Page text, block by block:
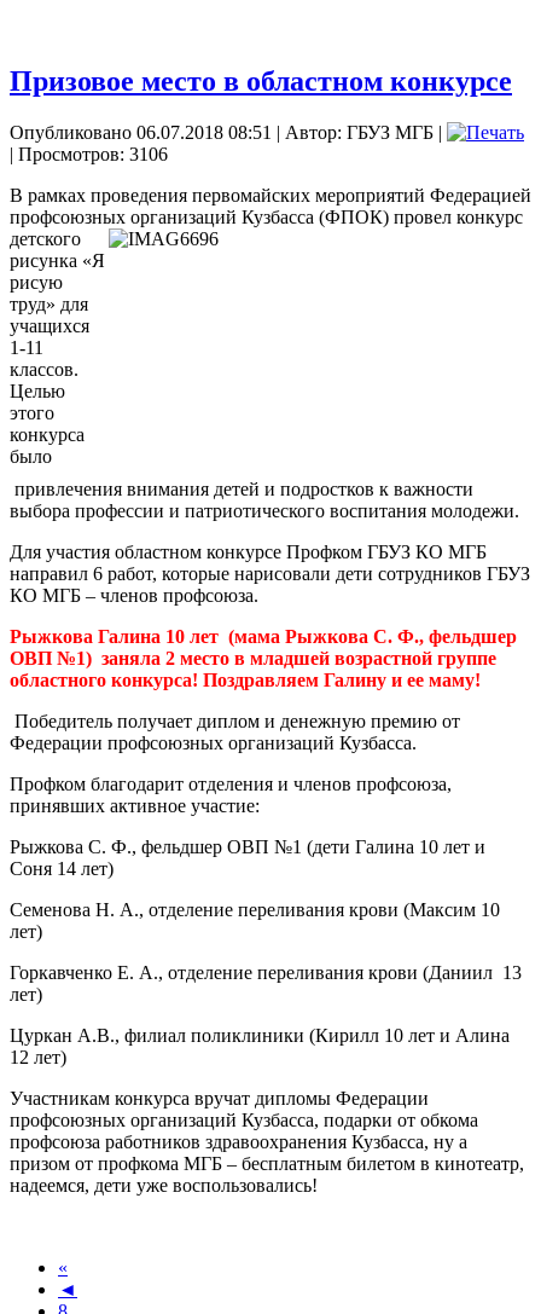
Призовое место в областном конкурсе
Опубликовано 06.07.2018 08:51 | Автор: ГБУЗ МГБ |
| Просмотров: 3106
В рамках проведения первомайских мероприятий Федерацией
профсоюзных организаций Кузбасса (ФПОК) провел конкурс
детского
рисунка «Я
рисую
труд» для
учащихся
1-11
классов.
Целью
этого
конкурса
было
привлечения внимания детей и подростков к важности
выбора профессии и патриотического воспитания молодежи.
Для участия областном конкурсе Профком ГБУЗ КО МГБ
направил 6 работ, которые нарисовали дети сотрудников ГБУЗ
КО МГБ – членов профсоюза.
Рыжкова Галина 10 лет (мама Рыжкова С. Ф., фельдшер
ОВП №1) заняла 2 место в младшей возрастной группе
областного конкурса! Поздравляем Галину и ее маму!
Победитель получает диплом и денежную премию от
Федерации профсоюзных организаций Кузбасса.
Профком благодарит отделения и членов профсоюза,
принявших активное участие:
Рыжкова С. Ф., фельдшер ОВП №1 (дети Галина 10 лет и
Соня 14 лет)
Семенова Н. А., отделение переливания крови (Максим 10
лет)
Горкавченко Е. А., отделение переливания крови (Даниил 13
лет)
Цуркан А.В., филиал поликлиники (Кирилл 10 лет и Алина
12 лет)
Участникам конкурса вручат дипломы Федерации
профсоюзных организаций Кузбасса, подарки от обкома
профсоюза работников здравоохранения Кузбасса, ну а
призом от профкома МГБ – бесплатным билетом в кинотеатр,
надеемся, дети уже воспользовались!
«
◄